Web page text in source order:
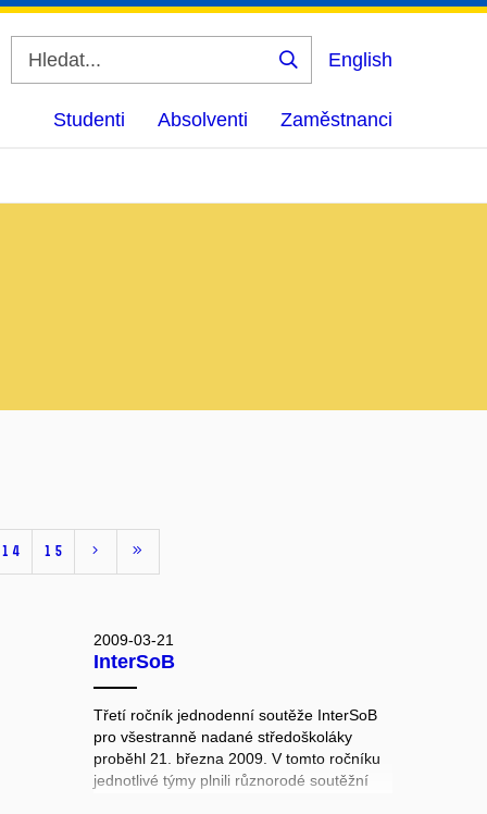
Vyhledat
English
Studenti Absolventi Zaměstnanci
14 15
2009-03-21
InterSoB
Třetí ročník jednodenní soutěže InterSoB
pro všestranně nadané středoškoláky
proběhl 21. března 2009. V tomto ročníku
jednotlivé týmy plnili různorodé soutěžní